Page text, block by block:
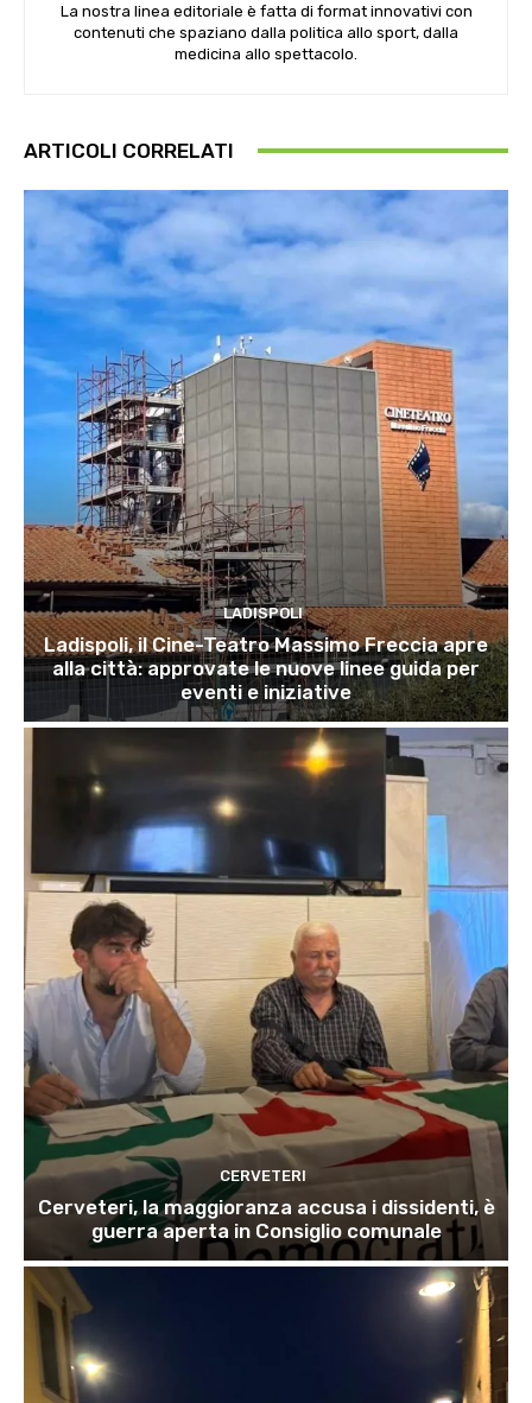
La nostra linea editoriale è fatta di format innovativi con
contenuti che spaziano dalla politica allo sport, dalla
medicina allo spettacolo.
ARTICOLI CORRELATI
LADISPOLI
Ladispoli, il Cine-Teatro Massimo Freccia apre
alla città: approvate le nuove linee guida per
eventi e iniziative
CERVETERI
Cerveteri, la maggioranza accusa i dissidenti, è
guerra aperta in Consiglio comunale